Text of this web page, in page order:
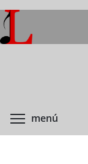
Vés
al
contingut
menú